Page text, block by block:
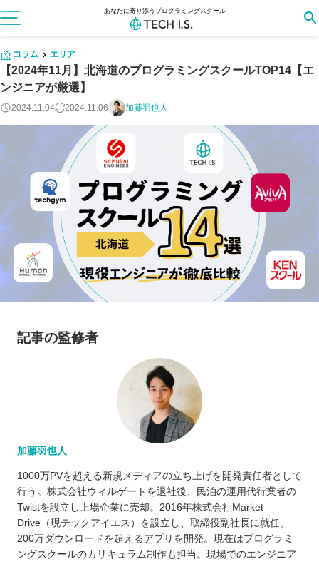
あなたに寄り添うプログラミングスクール
コラム エリア
【2024年11月】北海道のプログラミングスクールTOP14【エ
ンジニアが厳選】
2024.11.04 2024.11.06 加藤羽也人
記事の監修者
加藤羽也人
1000万PVを超える新規メディアの立ち上げを開発責任者として
行う。株式会社ウィルゲートを退社後、民泊の運用代行業者の
Twistを設立し上場企業に売却。2016年株式会社Market
Drive（現テックアイエス）を設立し、取締役副社長に就任。
200万ダウンロードを超えるアプリを開発。現在はプログラミ
ングスクールのカリキュラム制作も担当。現場でのエンジニア